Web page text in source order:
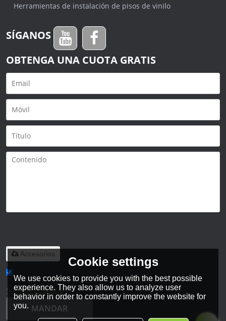
Herramientas de instalación de pisos de vinilo
SÍGANOS
OBTENGA UNA CUOTA GRATIS
Accesorios
He leido y acepto los Términos y Condiciones de este servicio,
Términos y Condiciones
MANDAR
Cookie settings
We use cookies to provide you with the best possible
experience. They also allow us to analyze user
behavior in order to constantly improve the website for
you.